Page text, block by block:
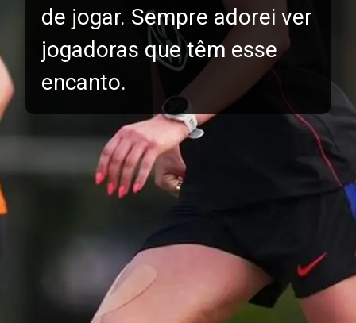
de jogar. Sempre adorei ver
jogadoras que têm esse
encanto.